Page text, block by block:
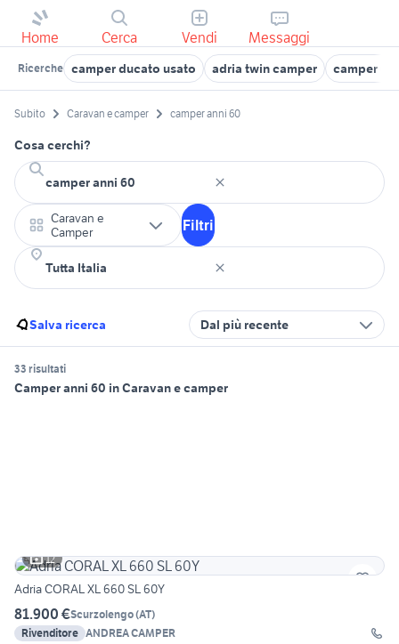
Home Cerca Vendi Messaggi
Ricerche camper ducato usato adria twin camper camper
Subito Caravan e camper camper anni 60
Cosa cerchi?
Caravan e
Camper
Filtri
Salva ricerca Dal più recente
33 risultati
Camper anni 60 in Caravan e camper
12
Adria CORAL XL 660 SL 60Y
81.900 €Scurzolengo(AT)
Rivenditore ANDREA CAMPER